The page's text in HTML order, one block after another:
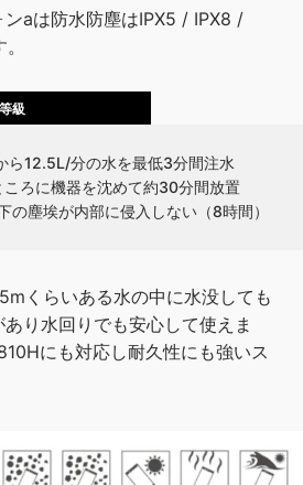
ンaは防水防塵はIPX5 / IPX8 /
級
ら12.5L/分の水を最低3分間注水
ろに機器を沈めて約30分間放置
の塵埃が内部に侵入しない（8時間）
くらいある水の中に水没しても
り水回りでも安心して使えま
にも対応し耐久性にも強いス